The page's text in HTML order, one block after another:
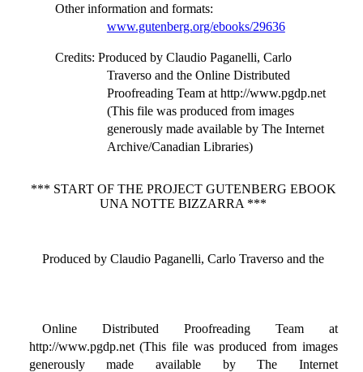
Other information and formats:
www.gutenberg.org/ebooks/29636
Credits: Produced by Claudio Paganelli, Carlo
Traverso and the Online Distributed
Proofreading Team at http://www.pgdp.net
(This file was produced from images
generously made available by The Internet
Archive/Canadian Libraries)
*** START OF THE PROJECT GUTENBERG EBOOK
UNA NOTTE BIZZARRA ***
Produced by Claudio Paganelli, Carlo Traverso and the
Online Distributed Proofreading Team at
http://www.pgdp.net (This file was produced from images
generously made available by The Internet